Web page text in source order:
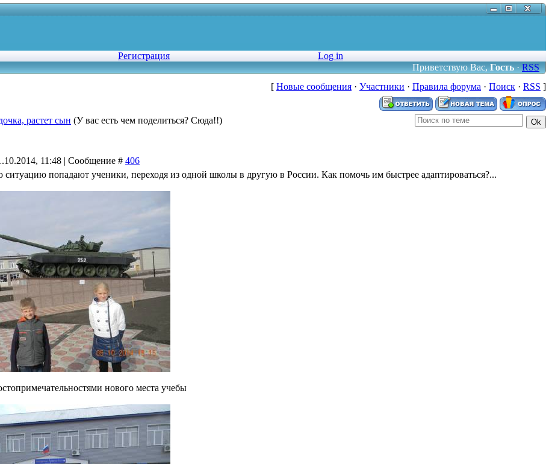
Регистрация
Log in
Приветствую Вас,Гость·RSS
[ Новые сообщения · Участники · Правила форума · Поиск · RSS ]
растет сын (У вас есть чем поделиться? Сюда!!)
11:48 | Сообщение # 406
попадают ученики, переходя из одной школы в другую в России. Как помочь им быстрее адаптироваться?...
нового места учебы